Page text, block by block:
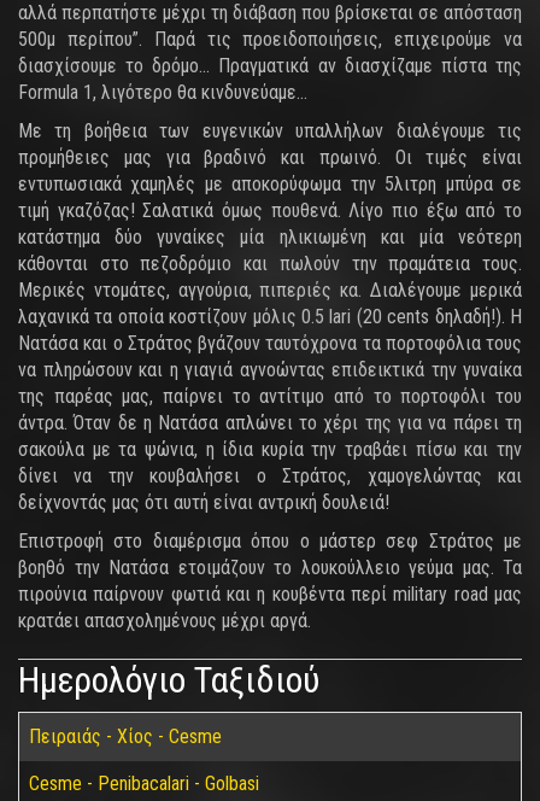
αλλά περπατήστε μέχρι τη διάβαση που βρίσκεται σε απόσταση
500μ περίπου”. Παρά τις προειδοποιήσεις, επιχειρούμε να
διασχίσουμε το δρόμο... Πραγματικά αν διασχίζαμε πίστα της
Formula 1, λιγότερο θα κινδυνεύαμε…
Με τη βοήθεια των ευγενικών υπαλλήλων διαλέγουμε τις
προμήθειες μας για βραδινό και πρωινό. Οι τιμές είναι
εντυπωσιακά χαμηλές με αποκορύφωμα την 5λιτρη μπύρα σε
τιμή γκαζόζας! Σαλατικά όμως πουθενά. Λίγο πιο έξω από το
κατάστημα δύο γυναίκες μία ηλικιωμένη και μία νεότερη
κάθονται στο πεζοδρόμιο και πωλούν την πραμάτεια τους.
Μερικές ντομάτες, αγγούρια, πιπεριές κα. Διαλέγουμε μερικά
λαχανικά τα οποία κοστίζουν μόλις 0.5 lari (20 cents δηλαδή!). Η
Νατάσα και ο Στράτος βγάζουν ταυτόχρονα τα πορτοφόλια τους
να πληρώσουν και η γιαγιά αγνοώντας επιδεικτικά την γυναίκα
της παρέας μας, παίρνει το αντίτιμο από το πορτοφόλι του
άντρα. Όταν δε η Νατάσα απλώνει το χέρι της για να πάρει τη
σακούλα με τα ψώνια, η ίδια κυρία την τραβάει πίσω και την
δίνει να την κουβαλήσει ο Στράτος, χαμογελώντας και
δείχνοντάς μας ότι αυτή είναι αντρική δουλειά!
Επιστροφή στο διαμέρισμα όπου ο μάστερ σεφ Στράτος με
βοηθό την Νατάσα ετοιμάζουν το λουκούλλειο γεύμα μας. Τα
πιρούνια παίρνουν φωτιά και η κουβέντα περί military road μας
κρατάει απασχολημένους μέχρι αργά.
Ημερολόγιο Ταξιδιού
Πειραιάς - Χίος - Cesme
Cesme - Penibacalari - Golbasi